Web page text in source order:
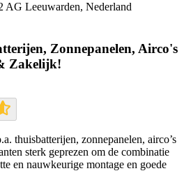
AG Leeuwarden, Nederland
Zonnepanelen, Airco's
Zakelijk!
thuisbatterijen, zonnepanelen, airco’s
sterk geprezen om de combinatie
en nauwkeurige montage en goede